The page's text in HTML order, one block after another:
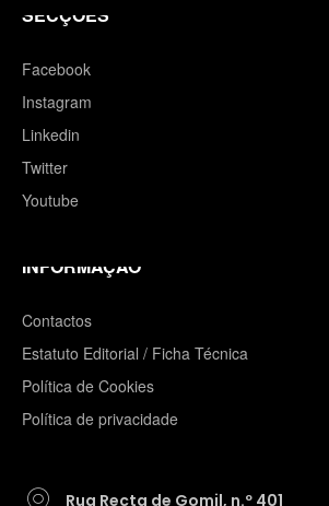
SECÇÕES
Facebook
Instagram
Linkedin
Twitter
Youtube
INFORMAÇÃO
Contactos
Estatuto Editorial / Ficha Técnica
Política de Cookies
Política de privacidade
Rua Recta de Gomil, n.º 401